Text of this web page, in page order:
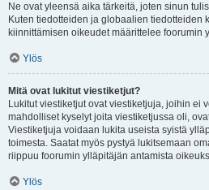
Ne ovat yleensä aika tärkeitä, joten sinun
Kuten tiedotteiden ja globaalien tiedotteiden
kiinnittämisen oikeudet määrittelee foorumin
Ylös
Mitä ovat lukitut viestiketjut?
Lukitut viestiketjut ovat viestiketjuja, joihin ei
mahdolliset kyselyt joita viestiketjussa oli,
Viestiketjuja voidaan lukita useista syistä
toimesta. Saatat myös pystyä lukitsemaan
riippuu foorumin ylläpitäjän antamista
Ylös